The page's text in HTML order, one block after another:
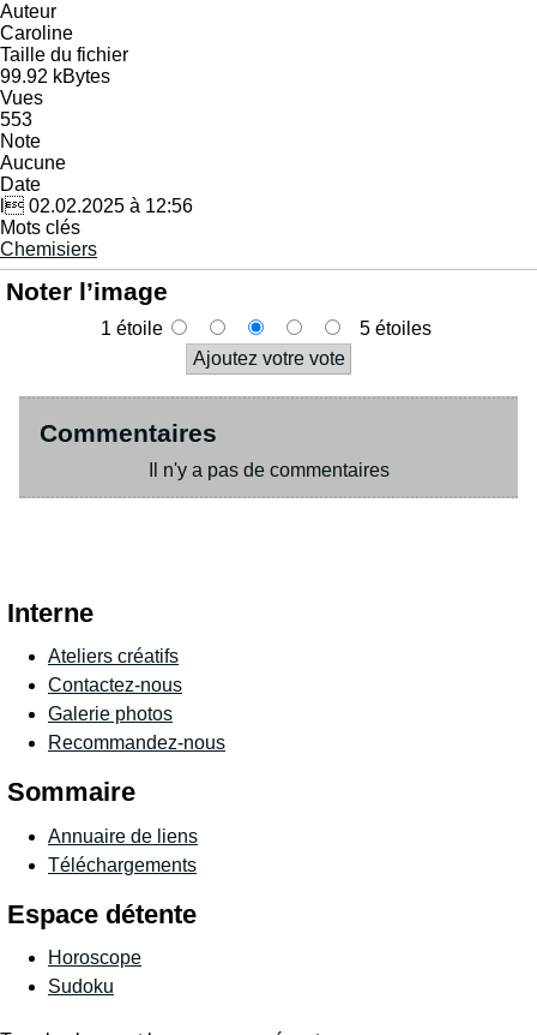
Auteur
Caroline
Taille du fichier
99.92 kBytes
Vues
553
Note
Aucune
Date
l 02.02.2025 à 12:56
Mots clés
Chemisiers
Noter l’image
1 étoile 5 étoiles
Commentaires
Il n'y a pas de commentaires
Interne
Ateliers créatifs
Contactez-nous
Galerie photos
Recommandez-nous
Sommaire
Annuaire de liens
Téléchargements
Espace détente
Horoscope
Sudoku